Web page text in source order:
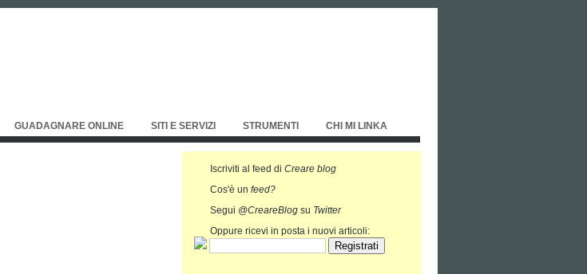
GUADAGNARE ONLINE SITI E SERVIZI STRUMENTI CHI MI LINKA
Iscriviti al feed di Creare blog
Cos'è un feed?
Segui @CreareBlog su Twitter
Oppure ricevi in posta i nuovi articoli: